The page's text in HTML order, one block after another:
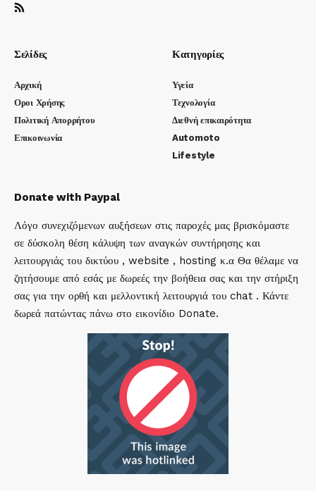
Σελίδες
Αρχική
Οροι Χρήσης
Πολιτική Απορρήτου
Επικοινωνία
Κατηγορίες
Υγεία
Τεχνολογία
Διεθνή επικαιρότητα
Automoto
Lifestyle
Donate with Paypal
Λόγο συνεχιζόμενων αυξήσεων στις παροχές μας βρισκόμαστε
σε δύσκολη θέση κάλυψη των αναγκών συντήρησης και
λειτουργιάς του δικτύου , website , hosting κ.α Θα θέλαμε να
ζητήσουμε από εσάς με δωρεές την βοήθεια σας και την στήριξη
σας για την ορθή και μελλοντική λειτουργιά του chat . Κάντε
δωρεά πατώντας πάνω στο εικονίδιο Donate.